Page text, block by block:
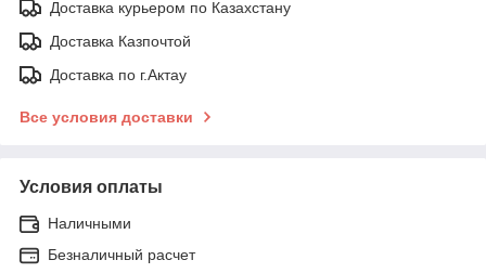
Доставка курьером по Казахстану
Доставка Казпочтой
Доставка по г.Актау
Все условия доставки
Условия оплаты
Наличными
Безналичный расчет